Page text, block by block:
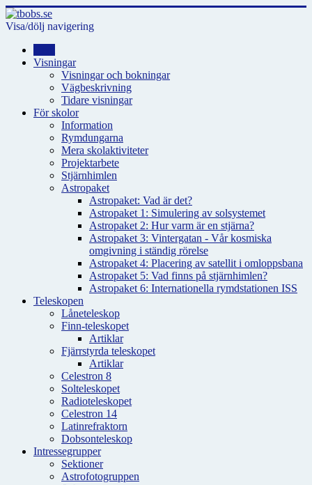
Visa/dölj navigering
Visningar
Visningar och bokningar
Vägbeskrivning
Tidare visningar
För skolor
Information
Rymdungarna
Mera skolaktiviteter
Projektarbete
Stjärnhimlen
Astropaket
Astropaket: Vad är det?
Astropaket 1: Simulering av solsystemet
Astropaket 2: Hur varm är en stjärna?
Astropaket 3: Vintergatan - Vår kosmiska
omgivning i ständig rörelse
Astropaket 4: Placering av satellit i omloppsbana
Astropaket 5: Vad finns på stjärnhimlen?
Astropaket 6: Internationella rymdstationen ISS
Teleskopen
Låneteleskop
Finn-teleskopet
Artiklar
Fjärrstyrda teleskopet
Artiklar
Celestron 8
Solteleskopet
Radioteleskopet
Celestron 14
Latinrefraktorn
Dobsonteleskop
Intressegrupper
Sektioner
Astrofotogruppen